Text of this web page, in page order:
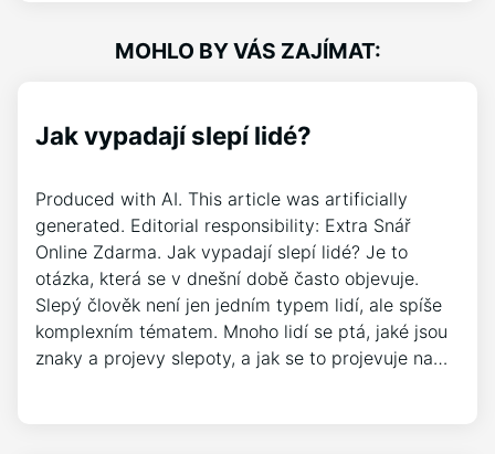
MOHLO BY VÁS ZAJÍMAT:
Jak vypadají slepí lidé?
Produced with AI. This article was artificially
generated. Editorial responsibility: Extra Snář
Online Zdarma. Jak vypadají slepí lidé? Je to
otázka, která se v dnešní době často objevuje.
Slepý člověk není jen jedním typem lidí, ale spíše
komplexním tématem. Mnoho lidí se ptá, jaké jsou
znaky a projevy slepoty, a jak se to projevuje na…